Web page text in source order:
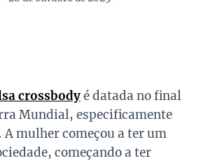
crossbodyé datada no final
Mundial, especificamente
A mulher começou a ter um
começando a ter